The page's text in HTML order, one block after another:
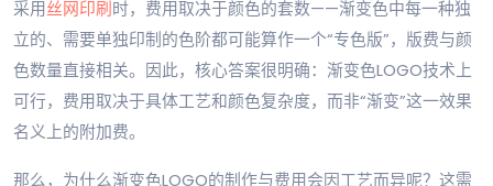
采用丝网印刷时，费用取决于颜色的套数——渐变色中每一种独
立的、需要单独印制的色阶都可能算作一个“专色版”，版费与颜
色数量直接相关。因此，核心答案很明确：渐变色LOGO技术上
可行，费用取决于具体工艺和颜色复杂度，而非“渐变”这一效果
名义上的附加费。
那么，为什么渐变色LOGO的制作与费用会因工艺而异呢？这需